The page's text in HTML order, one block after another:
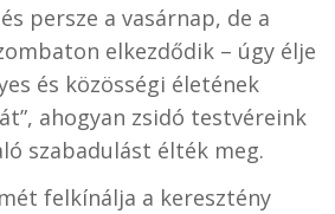
persze a vasárnap, de a
elkezdődik – úgy élje
és közösségi életének
ahogyan zsidó testvéreink
szabadulást élték meg.
felkínálja a keresztény